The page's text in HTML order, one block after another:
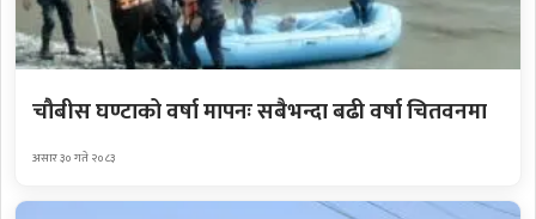
चौबीस घण्टाको वर्षा मापनः सबैभन्दा बढी वर्षा चितवनमा
असार ३० गते २०८३